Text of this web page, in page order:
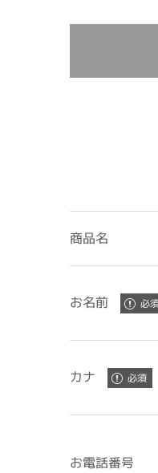
商品名
お名前
カナ
お電話番号